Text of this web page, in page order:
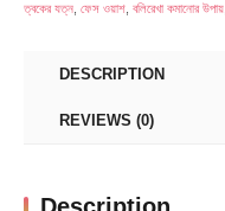
ত্বকের যত্ন ফেস ওয়াশ বলিরেখা কমানোর উপায়
DESCRIPTION
REVIEWS (0)